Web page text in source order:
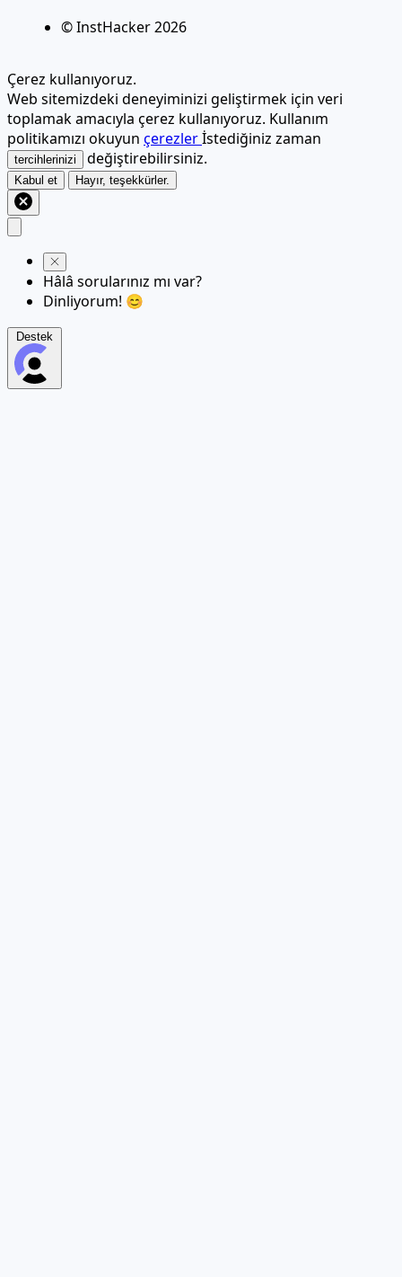
© InstHacker2026
Çerez kullanıyoruz.
Web sitemizdeki deneyiminizi geliştirmek için veri
toplamak amacıyla çerez kullanıyoruz. Kullanım
politikamızı okuyun çerezlerİstediğiniz zaman
tercihlerinizi değiştirebilirsiniz.
Kabul et Hayır, teşekkürler.
Hâlâ sorularınız mı var?
Dinliyorum! 😊
Destek